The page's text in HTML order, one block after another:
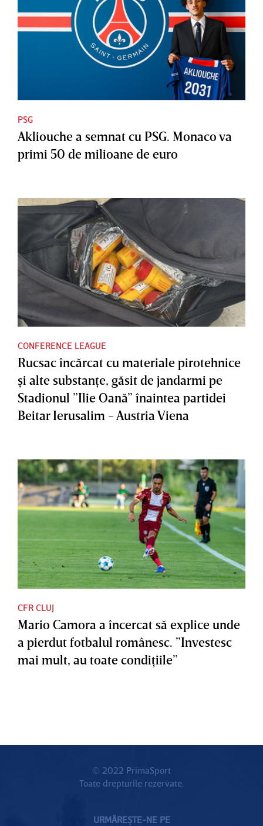
PSG
Akliouche a semnat cu PSG. Monaco va
primi 50 de milioane de euro
CONFERENCE LEAGUE
Rucsac încărcat cu materiale pirotehnice
şi alte substanţe, găsit de jandarmi pe
Stadionul ”Ilie Oană” înaintea partidei
Beitar Ierusalim - Austria Viena
CFR CLUJ
Mario Camora a încercat să explice unde
a pierdut fotbalul românesc. ”Investesc
mai mult, au toate condiţiile”
© 2022 PrimaSport
Toate drepturile rezervate.
URMĂREȘTE-NE PE